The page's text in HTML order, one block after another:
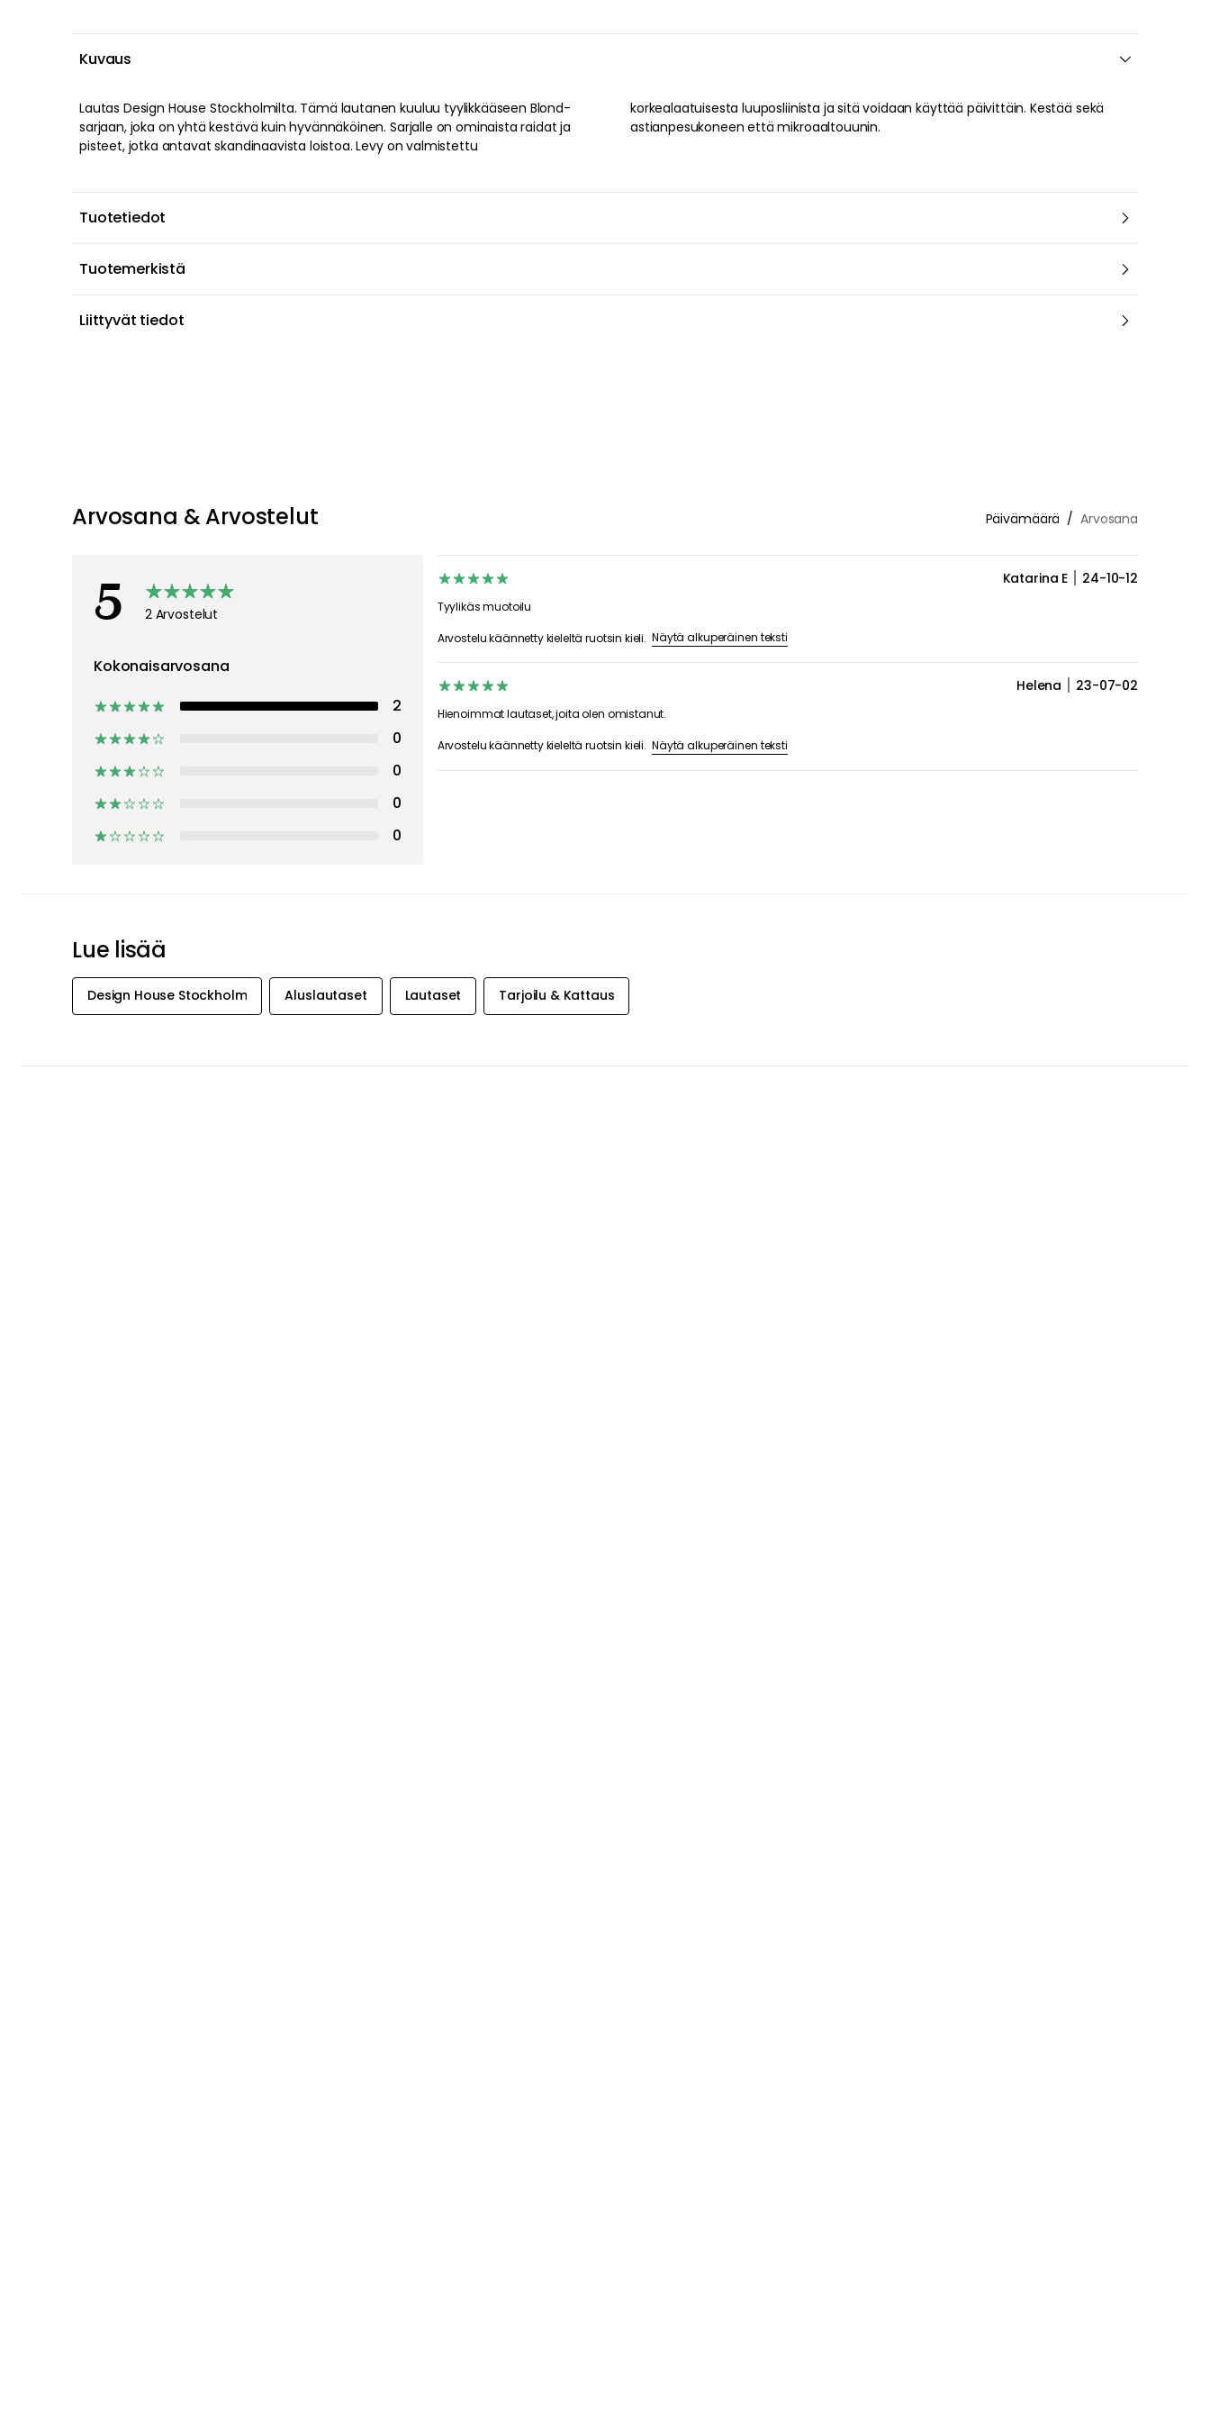
Kuvaus
Lautas Design House Stockholmilta. Tämä lautanen kuuluu tyylikkääseen Blond-
sarjaan, joka on yhtä kestävä kuin hyvännäköinen. Sarjalle on ominaista raidat ja
pisteet, jotka antavat skandinaavista loistoa. Levy on valmistettu
korkealaatuisesta luuposliinista ja sitä voidaan käyttää päivittäin. Kestää sekä
astianpesukoneen että mikroaaltouunin.
Tuotetiedot
Tuotemerkistä
Liittyvät tiedot
Arvosana & Arvostelut
5 2 Arvostelut
Kokonaisarvosana
2
0
0
0
0
Päivämäärä Arvosana
Katarina E 24-10-12
Tyylikäs muotoilu
Arvostelu käännetty kieleltä ruotsin kieli. Näytä alkuperäinen teksti
Helena 23-07-02
Hienoimmat lautaset, joita olen omistanut.
Arvostelu käännetty kieleltä ruotsin kieli. Näytä alkuperäinen teksti
Lue lisää
Design House Stockholm Aluslautaset Lautaset Tarjoilu & Kattaus